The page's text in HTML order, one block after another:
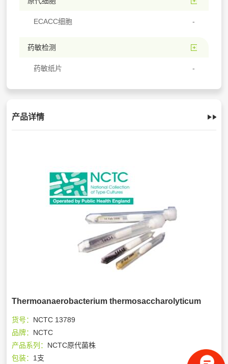
ECACC细胞
药敏检测
药敏纸片
产品详情
Thermoanaerobacterium thermosaccharolyticum
货号： NCTC 13789
品牌： NCTC
产品系列： NCTC原代菌株
包装： 1支